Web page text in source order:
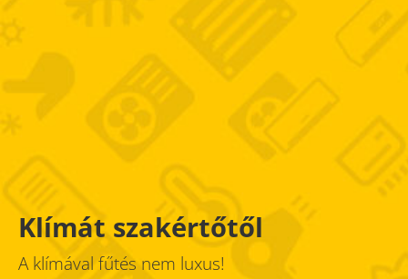
Klímát szakértőtől
A klímával fűtés nem luxus!